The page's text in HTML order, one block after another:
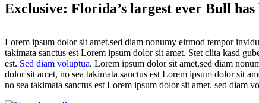
Exclusive: Florida’s largest ever Bull has
Lorem ipsum dolor sit amet,sed diam nonumy eirmod tempor
takimata sanctus est Lorem ipsum dolor sit amet. Stet clita kasd
est. Sed diam voluptua. Lorem ipsum dolor sit amet,sed diam
dolor sit amet, no sea takimata sanctus est Lorem ipsum dolor sit
no sea takimata sanctus est Lorem ipsum dolor sit amet. sed diam